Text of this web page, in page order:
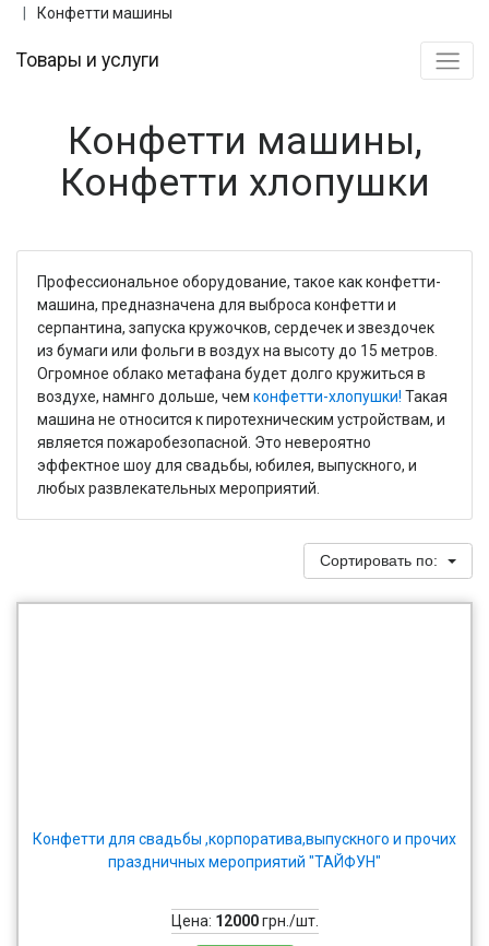
Конфетти машины
Товары и услуги
Конфетти машины,
Конфетти хлопушки
Профессиональное оборудование, такое как конфетти-
машина, предназначена для выброса конфетти и
серпантина, запуска кружочков, сердечек и звездочек
из бумаги или фольги в воздух на высоту до 15 метров.
Огромное облако метафана будет долго кружиться в
воздухе, намнго дольше, чем конфетти-хлопушки! Такая
машина не относится к пиротехническим устройствам, и
является пожаробезопасной. Это невероятно
эффектное шоу для свадьбы, юбилея, выпускного, и
любых развлекательных мероприятий.
Сортировать по:
Конфетти для свадьбы ,корпоратива,выпускного и прочих
праздничных мероприятий "ТАЙФУН"
Цена: 12000грн./шт.